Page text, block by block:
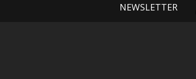
NEWSLETTER